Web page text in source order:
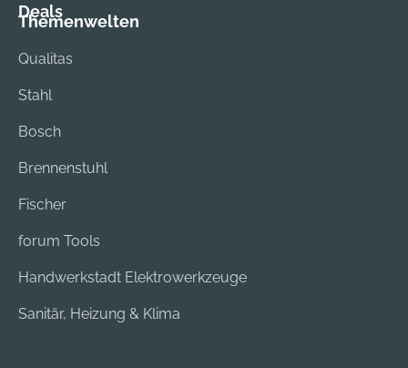
Deals
Themenwelten
Qualitas
Stahl
Bosch
Brennenstuhl
Fischer
forum Tools
Handwerkstadt Elektrowerkzeuge
Sanitär, Heizung & Klima